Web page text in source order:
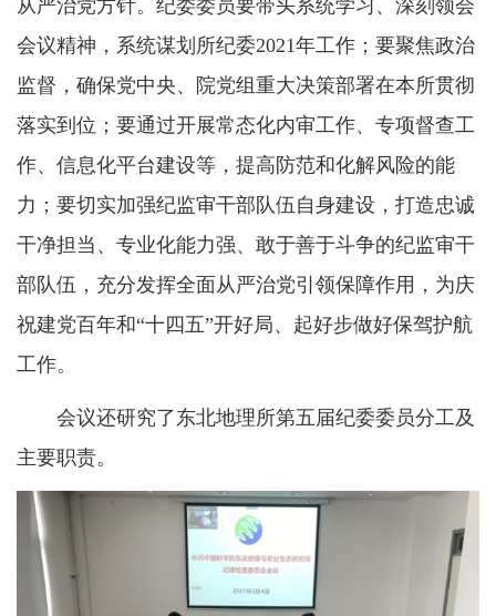
从严治党方针。纪委委员要带头系统学习、深刻领会
会议精神，系统谋划所纪委2021年工作；要聚焦政治
监督，确保党中央、院党组重大决策部署在本所贯彻
落实到位；要通过开展常态化内审工作、专项督查工
作、信息化平台建设等，提高防范和化解风险的能
力；要切实加强纪监审干部队伍自身建设，打造忠诚
干净担当、专业化能力强、敢于善于斗争的纪监审干
部队伍，充分发挥全面从严治党引领保障作用，为庆
祝建党百年和“十四五”开好局、起好步做好保驾护航
工作。
会议还研究了东北地理所第五届纪委委员分工及
主要职责。